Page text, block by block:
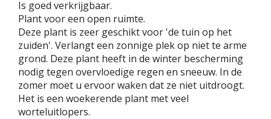
Is goed verkrijgbaar.
Plant voor een open ruimte.
Deze plant is zeer geschikt voor 'de tuin op het
zuiden'. Verlangt een zonnige plek op niet te arme
grond. Deze plant heeft in de winter bescherming
nodig tegen overvloedige regen en sneeuw. In de
zomer moet u ervoor waken dat ze niet uitdroogt.
Het is een woekerende plant met veel
worteluitlopers.